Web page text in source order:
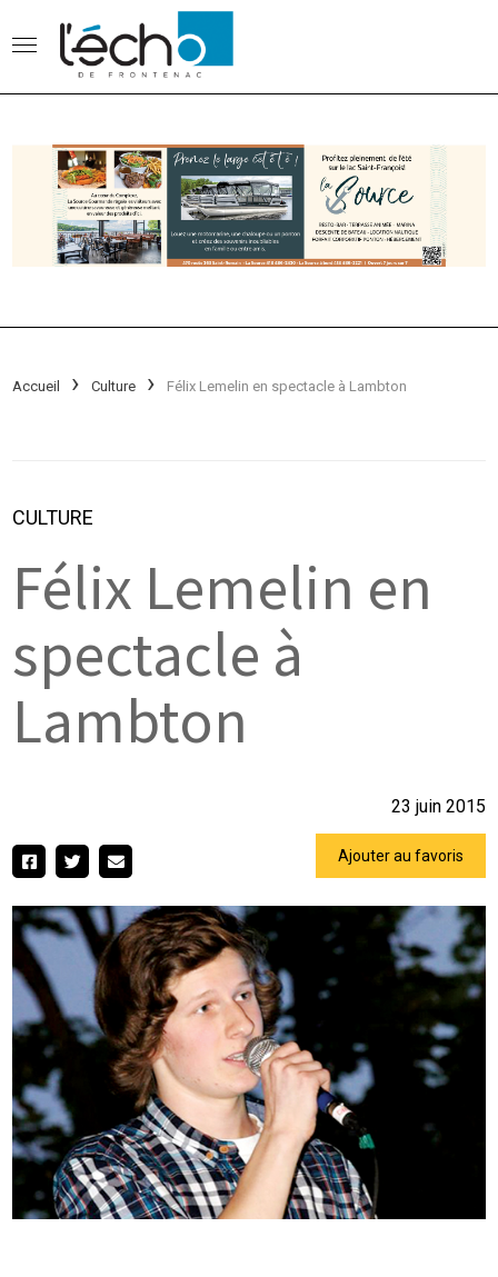
Accueil Culture Félix Lemelin en spectacle à Lambton
CULTURE
Félix Lemelin en
spectacle à
Lambton
23 juin 2015
Ajouter au favoris